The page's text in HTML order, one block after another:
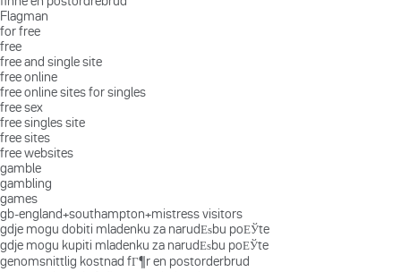
Flagman
for free
free
free and single site
free online
free online sites for singles
free sex
free singles site
free sites
free websites
gamble
gambling
games
gb-england+southampton+mistress visitors
gdje mogu dobiti mladenku za narudЕѕbu poЕЎte
gdje mogu kupiti mladenku za narudЕѕbu poЕЎte
genomsnittlig kostnad fГ¶r en postorderbrud